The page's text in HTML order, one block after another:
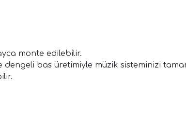
monte edilebilir.
dengeli bas üretimiyle müzik sisteminizi